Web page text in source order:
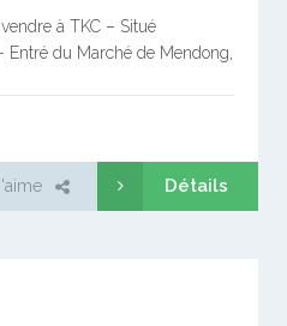
à TKC – Situé
Entré du Marché de Mendong,
Détails